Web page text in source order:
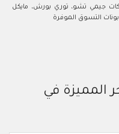
جيمي تشو، توري بورش، مايكل
التسوق الموفرة
المميزة في